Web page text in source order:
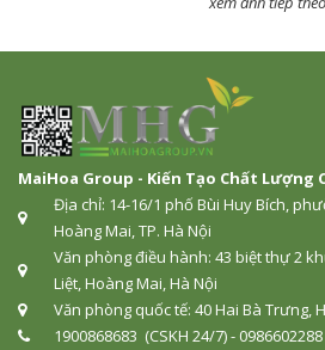
MaiHoa Group - Kiến Tạo Chất Lượng
Địa chỉ: 14-16/1 phố Bùi Huy Bích,
Hoàng Mai, TP. Hà Nội
Văn phòng điều hành: 43 biệt thự 2
Liệt, Hoàng Mai, Hà Nội
Văn phòng quốc tế: 40 Hai Bà Trưng,
1900868683 (CSKH 24/7) -